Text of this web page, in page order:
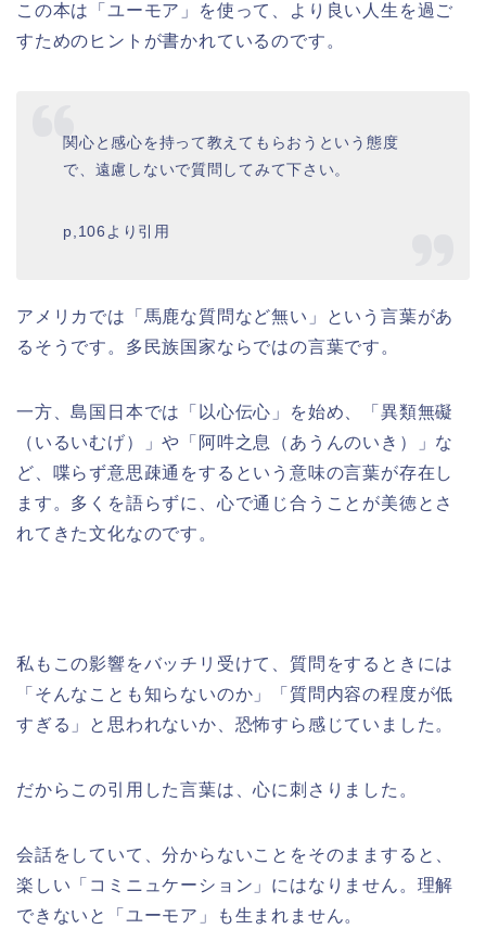
この本は「ユーモア」を使って、より良い人生を過ご
すためのヒントが書かれているのです。
関心と感心を持って教えてもらおうという態度
で、遠慮しないで質問してみて下さい。
p,106より引用
アメリカでは「馬鹿な質問など無い」という言葉があ
るそうです。多民族国家ならではの言葉です。
一方、島国日本では「以心伝心」を始め、「異類無礙
（いるいむげ）」や「阿吽之息（あうんのいき）」な
ど、喋らず意思疎通をするという意味の言葉が存在し
ます。多くを語らずに、心で通じ合うことが美徳とさ
れてきた文化なのです。
私もこの影響をバッチリ受けて、質問をするときには
「そんなことも知らないのか」「質問内容の程度が低
すぎる」と思われないか、恐怖すら感じていました。
だからこの引用した言葉は、心に刺さりました。
会話をしていて、分からないことをそのまますると、
楽しい「コミニュケーション」にはなりません。理解
できないと「ユーモア」も生まれません。